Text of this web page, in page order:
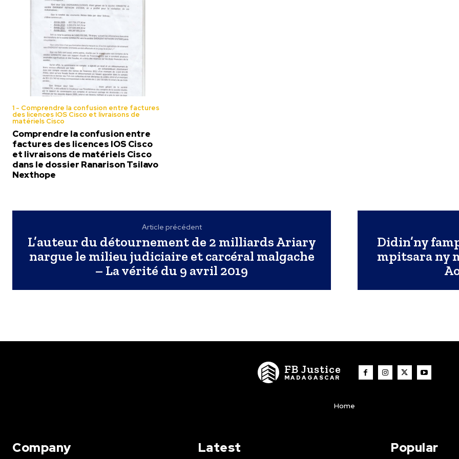
1 - Comprendre la confusion entre factures
des licences IOS Cisco et livraisons de
matériels Cisco
Comprendre la confusion entre
factures des licences IOS Cisco
et livraisons de matériels Cisco
dans le dossier Ranarison Tsilavo
Nexthope
Article précédent
L’auteur du détournement de 2 milliards Ariary
nargue le milieu judiciaire et carcéral malgache
– La vérité du 9 avril 2019
Didin’ny
mpitsara ny
FB Justice
MADAGASCAR
Home
Company Latest Popular